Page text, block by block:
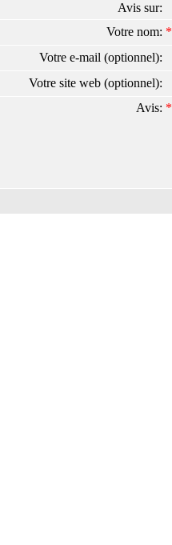
Avis sur:
Votre nom: *
Votre e-mail (optionnel):
Votre site web (optionnel):
Avis: *